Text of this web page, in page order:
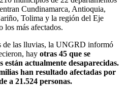
Cundinamarca, Antioquia,
Tolima y la región del Eje
los más afectados.
de las lluvias, la UNGRD informó
hay otras 45 que se
están actualmente desaparecidas.
han resultado afectadas por
a 21.524 personas.